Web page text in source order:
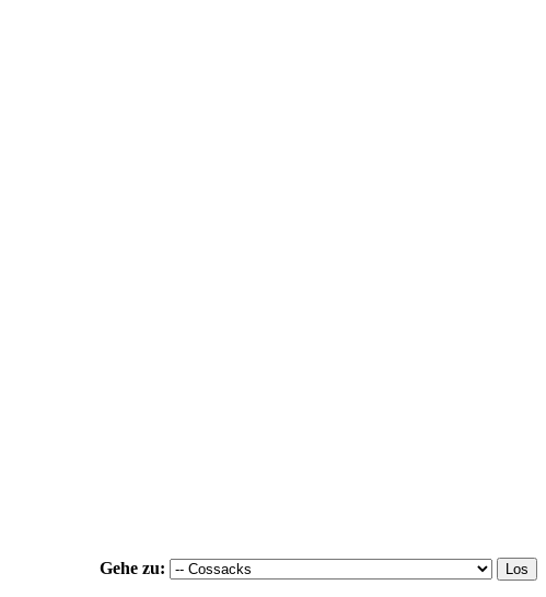
Gehe zu: